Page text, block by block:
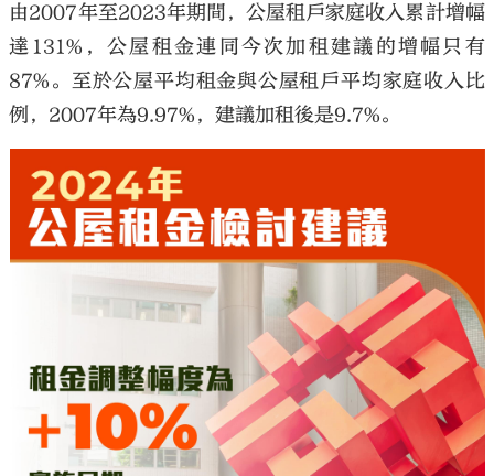
由2007年至2023年期間，公屋租戶家庭收入累計增幅
達131%，公屋租金連同今次加租建議的增幅只有
87%。至於公屋平均租金與公屋租戶平均家庭收入比
例，2007年為9.97%，建議加租後是9.7%。